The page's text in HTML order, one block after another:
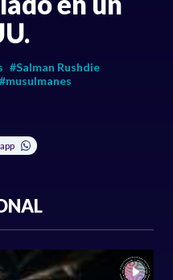
#Salman Rushdie
#musulmanes